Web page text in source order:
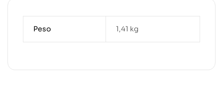
Peso 1,41 kg